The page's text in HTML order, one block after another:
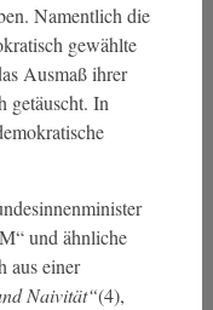
Namentlich die
gewählte
Ausmaß ihrer
getäuscht. In
und ähnliche
aus einer
Naivität“(4),